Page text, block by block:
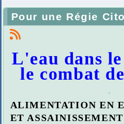
Pour une Régie
L'eau dans
le combat
.
ALIMENTATION EN
ET ASSAINISSEMENT